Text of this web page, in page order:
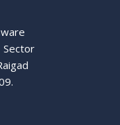
Sector